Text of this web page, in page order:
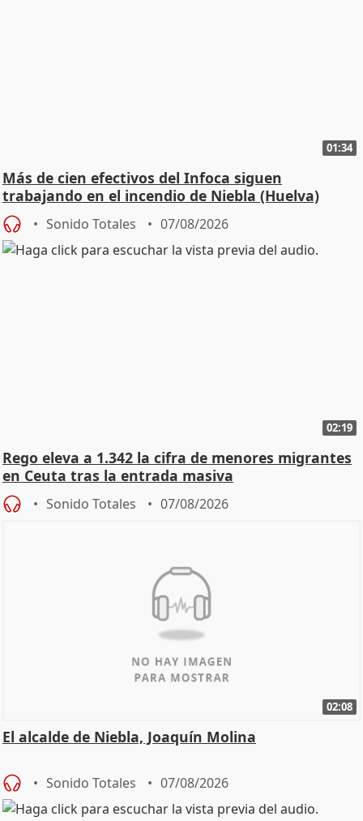
01:34
Más de cien efectivos del Infoca siguen
trabajando en el incendio de Niebla (Huelva)
Sonido Totales 07/08/2026
02:19
Rego eleva a 1.342 la cifra de menores migrantes
en Ceuta tras la entrada masiva
Sonido Totales 07/08/2026
02:08
El alcalde de Niebla, Joaquín Molina
Sonido Totales 07/08/2026